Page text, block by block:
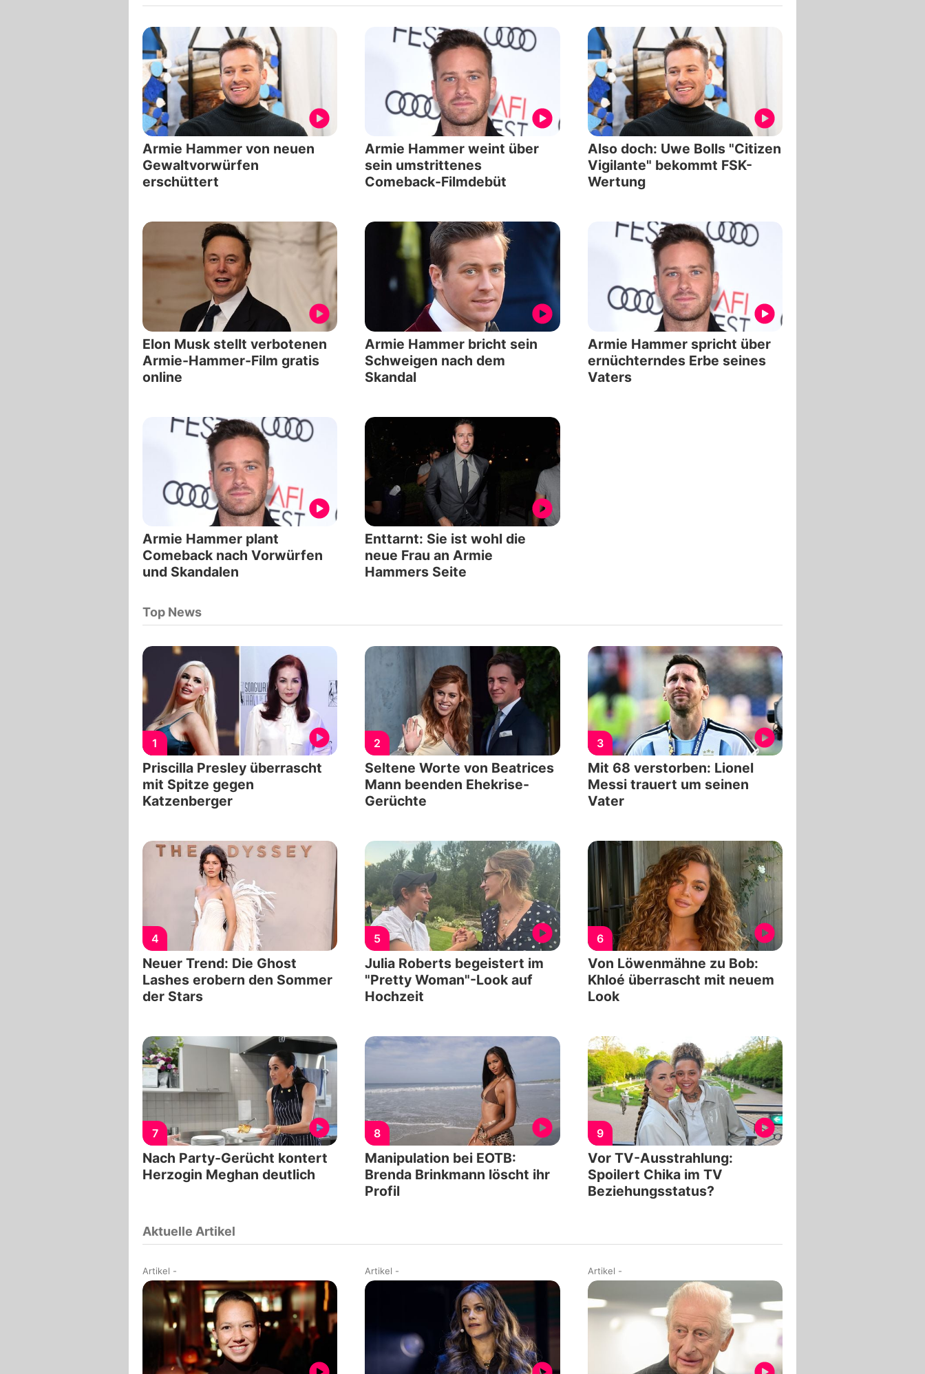
Armie Hammer von neuen
Gewaltvorwürfen
erschüttert
Armie Hammer weint über
sein umstrittenes
Comeback-Filmdebüt
Also doch: Uwe Bolls "Citizen
Vigilante" bekommt FSK-
Wertung
Elon Musk stellt verbotenen
Armie-Hammer-Film gratis
online
Armie Hammer bricht sein
Schweigen nach dem
Skandal
Armie Hammer spricht über
ernüchterndes Erbe seines
Vaters
Armie Hammer plant
Comeback nach Vorwürfen
und Skandalen
Enttarnt: Sie ist wohl die
neue Frau an Armie
Hammers Seite
Top News
1
Priscilla Presley überrascht
mit Spitze gegen
Katzenberger
2
Seltene Worte von Beatrices
Mann beenden Ehekrise-
Gerüchte
3
Mit 68 verstorben: Lionel
Messi trauert um seinen
Vater
4
Neuer Trend: Die Ghost
Lashes erobern den Sommer
der Stars
5
Julia Roberts begeistert im
"Pretty Woman"-Look auf
Hochzeit
6
Von Löwenmähne zu Bob:
Khloé überrascht mit neuem
Look
7
Nach Party-Gerücht kontert
Herzogin Meghan deutlich
8
Manipulation bei EOTB:
Brenda Brinkmann löscht ihr
Profil
9
Vor TV-Ausstrahlung:
Spoilert Chika im TV
Beziehungsstatus?
Aktuelle Artikel
Artikel - Artikel - Artikel -